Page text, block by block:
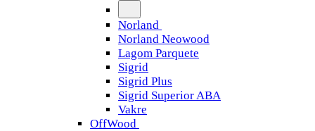
Norland
Norland Neowood
Lagom Parquete
Sigrid
Sigrid Plus
Sigrid Superior ABA
Vakre
OffWood